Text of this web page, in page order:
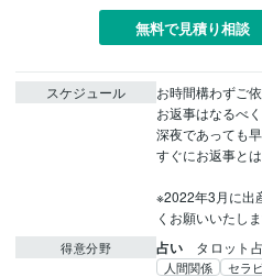
無料で見積り相談
スケジュール
お時間構わずご
お返事はなるべ
深夜であっても
すぐにお返事と
※2022年3月に出
くお願いいたし
得意分野 占い タロット
人間関係 セラ